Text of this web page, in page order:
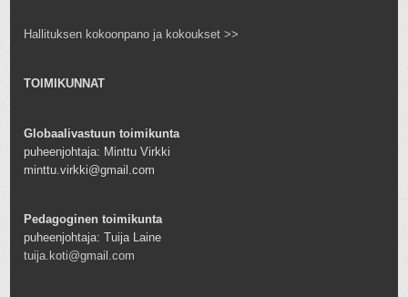
Hallituksen kokoonpano ja kokoukset >>
TOIMIKUNNAT
Globaalivastuun toimikunta
puheenjohtaja: Minttu Virkki
minttu.virkki@gmail.com
Pedagoginen toimikunta
puheenjohtaja: Tuija Laine
tuija.koti@gmail.com